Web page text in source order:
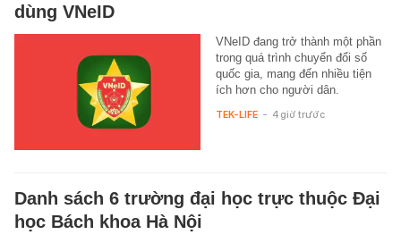
dùng VNeID
VNeID đang trở thành một phần
trong quá trình chuyển đổi số
quốc gia, mang đến nhiều tiện
ích hơn cho người dân.
TEK-LIFE - 4 giờ trước
Danh sách 6 trường đại học trực thuộc Đại
học Bách khoa Hà Nội